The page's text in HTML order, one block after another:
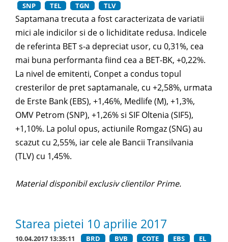
SNP
TEL TGN TLV
Saptamana trecuta a fost caracterizata de variatii
mici ale indicilor si de o lichiditate redusa. Indicele
de referinta BET s-a depreciat usor, cu 0,31%, cea
mai buna performanta fiind cea a BET-BK, +0,22%.
La nivel de emitenti, Conpet a condus topul
cresterilor de pret saptamanale, cu +2,58%, urmata
de Erste Bank (EBS), +1,46%, Medlife (M), +1,3%,
OMV Petrom (SNP), +1,26% si SIF Oltenia (SIF5),
+1,10%. La polul opus, actiunile Romgaz (SNG) au
scazut cu 2,55%, iar cele ale Bancii Transilvania
(TLV) cu 1,45%.
Material disponibil exclusiv clientilor Prime.
Starea pietei 10 aprilie 2017
10.04.2017 13:35:11 BRD BVB COTE EBS
EL